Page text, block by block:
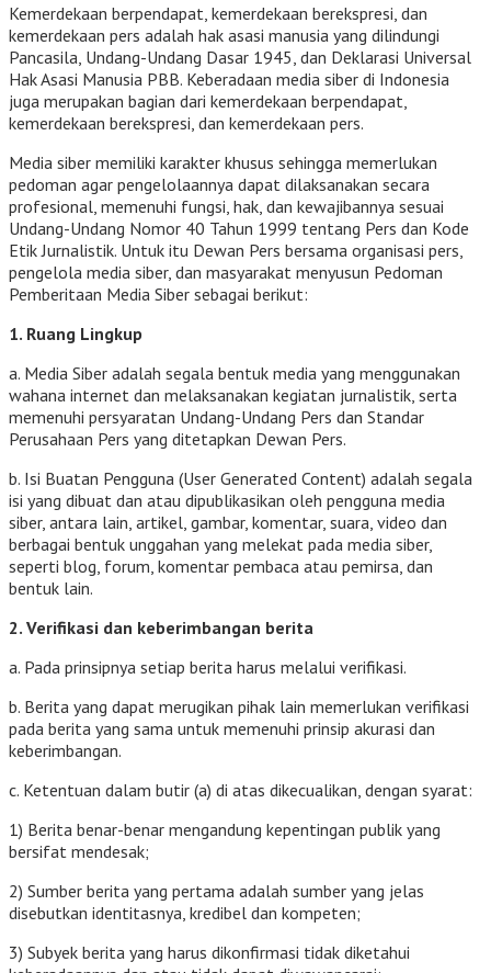
Kemerdekaan berpendapat, kemerdekaan berekspresi, dan
kemerdekaan pers adalah hak asasi manusia yang dilindungi
Pancasila, Undang-Undang Dasar 1945, dan Deklarasi Universal
Hak Asasi Manusia PBB. Keberadaan media siber di Indonesia
juga merupakan bagian dari kemerdekaan berpendapat,
kemerdekaan berekspresi, dan kemerdekaan pers.
Media siber memiliki karakter khusus sehingga memerlukan
pedoman agar pengelolaannya dapat dilaksanakan secara
profesional, memenuhi fungsi, hak, dan kewajibannya sesuai
Undang-Undang Nomor 40 Tahun 1999 tentang Pers dan Kode
Etik Jurnalistik. Untuk itu Dewan Pers bersama organisasi pers,
pengelola media siber, dan masyarakat menyusun Pedoman
Pemberitaan Media Siber sebagai berikut:
1. Ruang Lingkup
a. Media Siber adalah segala bentuk media yang menggunakan
wahana internet dan melaksanakan kegiatan jurnalistik, serta
memenuhi persyaratan Undang-Undang Pers dan Standar
Perusahaan Pers yang ditetapkan Dewan Pers.
b. Isi Buatan Pengguna (User Generated Content) adalah segala
isi yang dibuat dan atau dipublikasikan oleh pengguna media
siber, antara lain, artikel, gambar, komentar, suara, video dan
berbagai bentuk unggahan yang melekat pada media siber,
seperti blog, forum, komentar pembaca atau pemirsa, dan
bentuk lain.
2. Verifikasi dan keberimbangan berita
a. Pada prinsipnya setiap berita harus melalui verifikasi.
b. Berita yang dapat merugikan pihak lain memerlukan verifikasi
pada berita yang sama untuk memenuhi prinsip akurasi dan
keberimbangan.
c. Ketentuan dalam butir (a) di atas dikecualikan, dengan syarat:
1) Berita benar-benar mengandung kepentingan publik yang
bersifat mendesak;
2) Sumber berita yang pertama adalah sumber yang jelas
disebutkan identitasnya, kredibel dan kompeten;
3) Subyek berita yang harus dikonfirmasi tidak diketahui